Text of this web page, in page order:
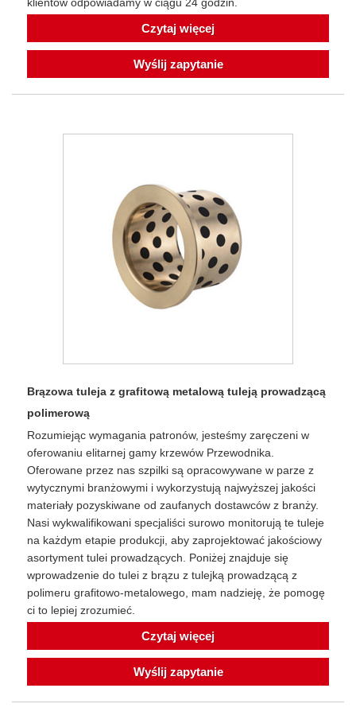
Czytaj więcej
Wyślij zapytanie
Brązowa tuleja z grafitową metalową tuleją prowadzącą
polimerową
Rozumiejąc wymagania patronów, jesteśmy zaręczeni w
oferowaniu elitarnej gamy krzewów Przewodnika.
Oferowane przez nas szpilki są opracowywane w parze z
wytycznymi branżowymi i wykorzystują najwyższej jakości
materiały pozyskiwane od zaufanych dostawców z branży.
Nasi wykwalifikowani specjaliści surowo monitorują te tuleje
na każdym etapie produkcji, aby zaprojektować jakościowy
asortyment tulei prowadzących. Poniżej znajduje się
wprowadzenie do tulei z brązu z tulejką prowadzącą z
polimeru grafitowo-metalowego, mam nadzieję, że pomogę
ci to lepiej zrozumieć.
Czytaj więcej
Wyślij zapytanie